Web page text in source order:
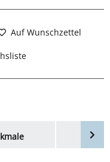
Auf Wunschzettel